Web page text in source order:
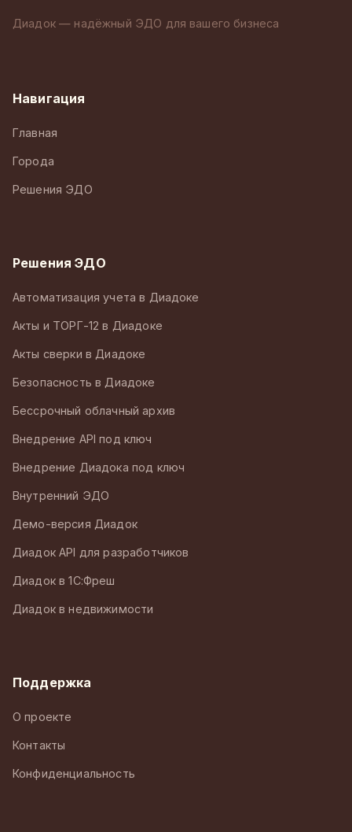
Диадок — надёжный ЭДО для вашего бизнеса
Навигация
Главная
Города
Решения ЭДО
Решения ЭДО
Автоматизация учета в Диадоке
Акты и ТОРГ-12 в Диадоке
Акты сверки в Диадоке
Безопасность в Диадоке
Бессрочный облачный архив
Внедрение API под ключ
Внедрение Диадока под ключ
Внутренний ЭДО
Демо-версия Диадок
Диадок API для разработчиков
Диадок в 1С:Фреш
Диадок в недвижимости
Поддержка
О проекте
Контакты
Конфиденциальность